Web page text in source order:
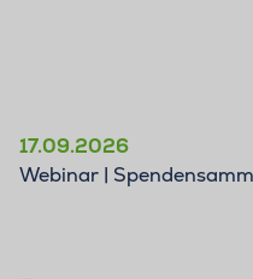
17.09.2026
Webinar |